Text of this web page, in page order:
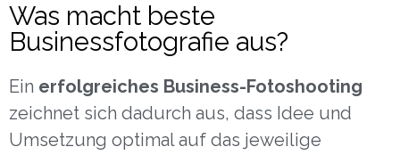
Was macht beste
Businessfotografie aus?
Ein erfolgreiches Business-Fotoshooting
zeichnet sich dadurch aus, dass Idee und
Umsetzung optimal auf das jeweilige